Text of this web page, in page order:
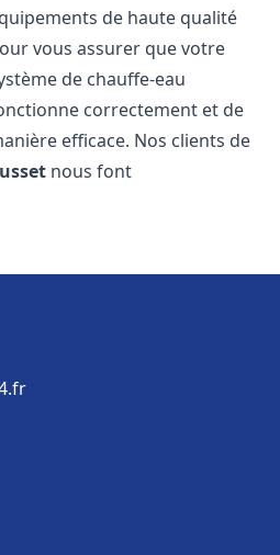
de haute qualité
vous assurer que votre
de chauffe-eau
correctement et de
efficace. Nos clients de
nous font